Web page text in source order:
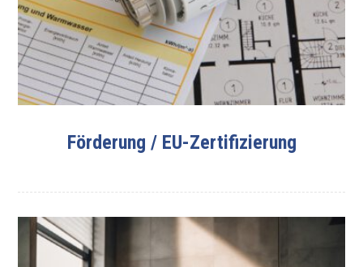
Förderung / EU-Zertifizierung